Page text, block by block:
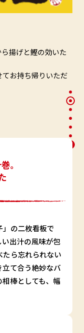
揚げと鰹の効いた
お持ち帰りいただ
。
の二枚看板で
出汁の風味が包
ら忘れられない
て合う絶妙なバ
棒としても、幅